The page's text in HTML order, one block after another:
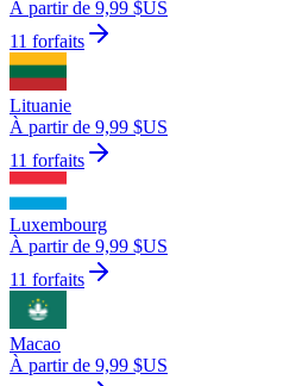
À partir de 9,99 $US
11 forfaits
Lituanie
À partir de 9,99 $US
11 forfaits
Luxembourg
À partir de 9,99 $US
11 forfaits
Macao
À partir de 9,99 $US